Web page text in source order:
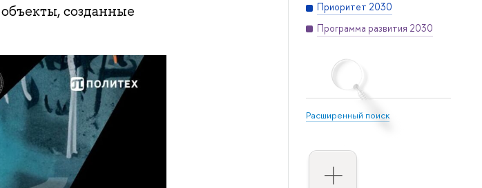
Приоритет 2030
Программа развития 2030
Расширенный поиск
созданные